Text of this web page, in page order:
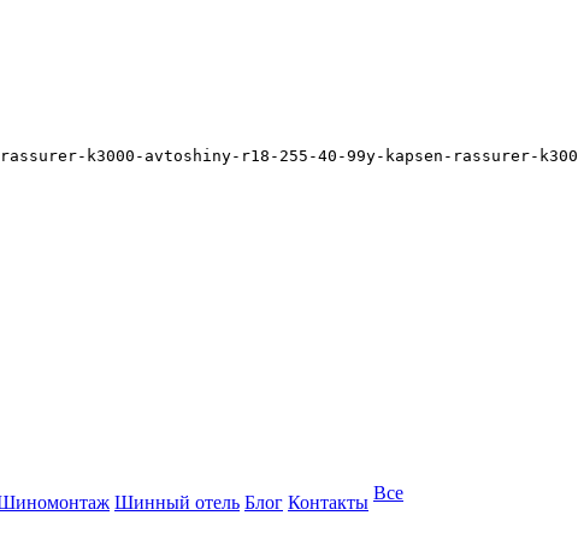
k3000-avtoshiny-r18-255-40-99y-kapsen-rassurer-
Шинный отель Блог Контакты Все